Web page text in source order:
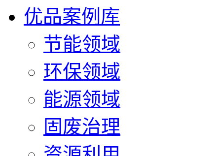
优品案例库
节能领域
环保领域
能源领域
固废治理